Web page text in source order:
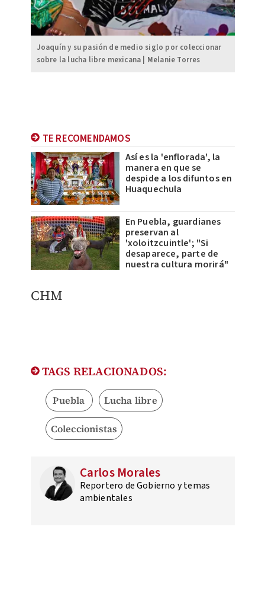
Joaquín y su pasión de medio siglo por coleccionar
sobre la lucha libre mexicana | Melanie Torres
TE RECOMENDAMOS
Así es la 'enflorada', la
manera en que se
despide a los difuntos en
Huaquechula
En Puebla, guardianes
preservan al
'xoloitzcuintle'; "Si
desaparece, parte de
nuestra cultura morirá"
CHM
TAGS RELACIONADOS:
Puebla Lucha libre
Coleccionistas
Carlos Morales
Reportero de Gobierno y temas
ambientales